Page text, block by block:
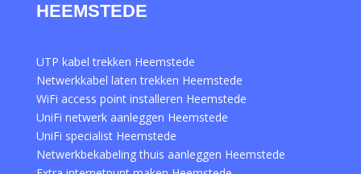
HEEMSTEDE
UTP kabel trekken Heemstede
Netwerkkabel laten trekken Heemstede
WiFi access point installeren Heemstede
UniFi netwerk aanleggen Heemstede
UniFi specialist Heemstede
Netwerkbekabeling thuis aanleggen Heemstede